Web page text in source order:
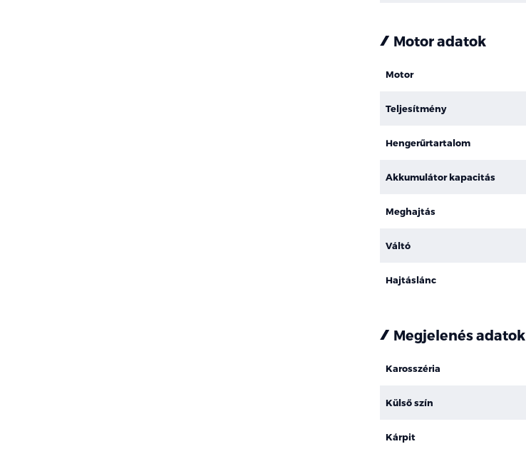
Motor adatok
Motor
Teljesítmény
Hengerűrtartalom
Akkumulátor kapacitás
Meghajtás
Váltó
Hajtáslánc
Megjelenés adatok
Karosszéria
Külső szín
Kárpit